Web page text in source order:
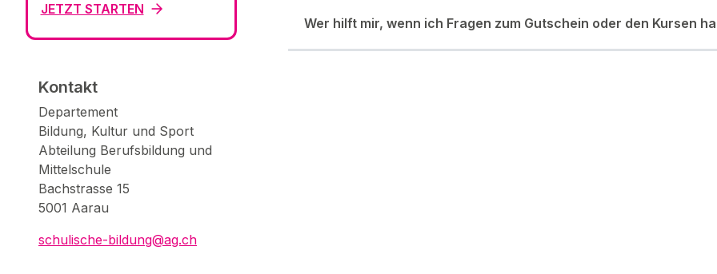
JETZT STARTEN
Kontakt
Departement
Bildung, Kultur und Sport
Abteilung Berufsbildung und
Mittelschule
Bachstrasse 15
5001 Aarau
schulische-bildung@ag.ch
Wer hilft mir, wenn ich Fragen zum Gutschein oder den Kursen